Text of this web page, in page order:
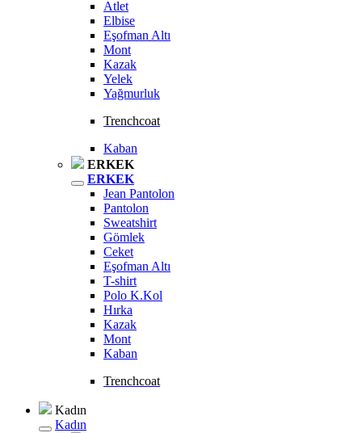
Atlet
Elbise
Eşofman Altı
Mont
Kazak
Yelek
Yağmurluk
Trenchcoat
Kaban
ERKEK
ERKEK
Jean Pantolon
Pantolon
Sweatshirt
Gömlek
Ceket
Eşofman Altı
T-shirt
Polo K.Kol
Hırka
Kazak
Mont
Kaban
Trenchcoat
Kadın
Kadın